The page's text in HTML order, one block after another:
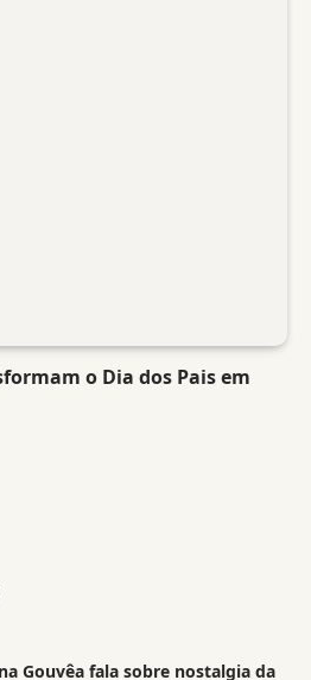
o Dia dos Pais em
Gouvêa fala sobre nostalgia da